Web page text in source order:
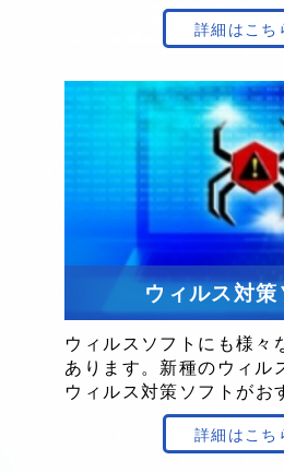
詳細はこち
ウィルス対策
ウィルスソフト にも様々
あります。 新種のウィル
ウィルス対策ソフトがお
詳細はこち